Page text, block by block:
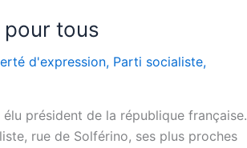
pour tous
d'expression, Parti socialiste,
élu président de la république française.
rue de Solférino, ses plus proches